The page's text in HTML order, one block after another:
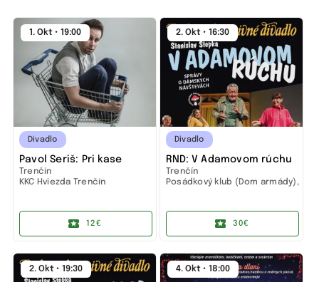
1. Okt • 19:00
Divadlo
Pavol Seriš: Pri kase
Trenčín
KKC Hviezda Trenčín
12€
2. Okt • 16:30
Divadlo
RND: V Adamovom rúchu
Trenčín
Posádkový klub (Dom armády),
30€
2. Okt • 19:30 4. Okt • 18:00